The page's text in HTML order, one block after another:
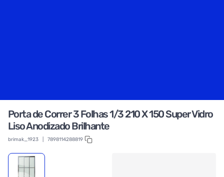
Porta de Correr 3 Folhas 1/3 210 X 150 Super Vidro
Liso Anodizado Brilhante
brimak_1923 7898114288819